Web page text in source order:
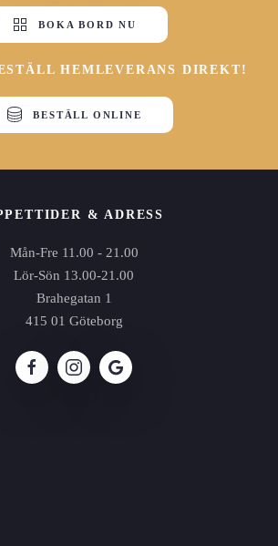
BOKA BORD NU
HEMLEVERANS DIREKT!
BESTÄLL ONLINE
& ADRESS
Mån-Fre 11.00 - 21.00
Lör-Sön 13.00-21.00
Brahegatan 1
415 01 Göteborg